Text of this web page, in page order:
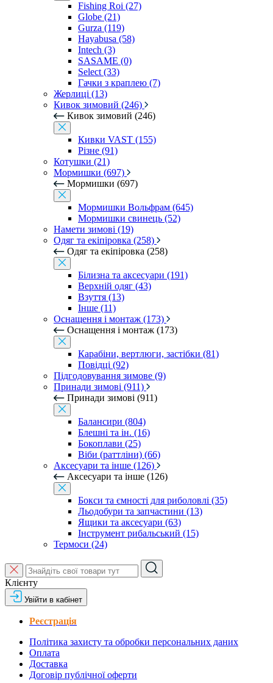
Fishing Roi (27)
Globe (21)
Gurza (119)
Hayabusa (58)
Intech (3)
SASAME (0)
Select (33)
Гачки з краплею (7)
Жерлиці (13)
Кивок зимовий (246)
Кивок зимовий (246)
Кивки VAST (155)
Різне (91)
Котушки (21)
Мормишки (697)
Мормишки (697)
Мормишки Вольфрам (645)
Мормишки свинець (52)
Намети зимові (19)
Одяг та екіпіровка (258)
Одяг та екіпіровка (258)
Білизна та аксесуари (191)
Верхній одяг (43)
Взуття (13)
Інше (11)
Оснащення і монтаж (173)
Оснащення і монтаж (173)
Карабіни, вертлюги, застібки (81)
Повідці (92)
Підгодовування зимове (9)
Принади зимові (911)
Принади зимові (911)
Балансири (804)
Блешні та ін. (16)
Бокоплави (25)
Віби (раттліни) (66)
Аксесуари та інше (126)
Аксесуари та інше (126)
Бокси та ємності для риболовлі (35)
Льодобури та запчастини (13)
Ящики та аксесуари (63)
Інструмент рибальський (15)
Термоси (24)
Клієнту
Увійти в кабінет
Реєстрація
Політика захисту та обробки персональних даних
Оплата
Доставка
Договір публічної оферти